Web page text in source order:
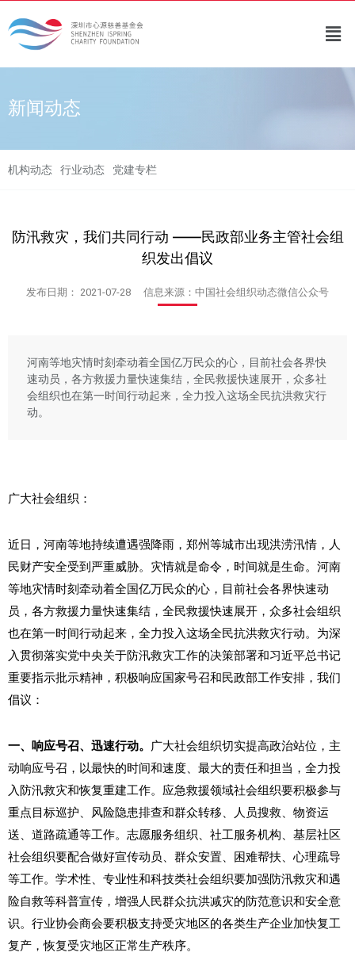
新闻动态
机构动态 行业动态 党建专栏
防汛救灾，我们共同行动 ——民政部业务主管社会组
织发出倡议
发布日期： 2021-07-28 信息来源：中国社会组织动态微信公众号
河南等地灾情时刻牵动着全国亿万民众的心，目前社会各界快
速动员，各方救援力量快速集结，全民救援快速展开，众多社
会组织也在第一时间行动起来，全力投入这场全民抗洪救灾行
动。
广大社会组织：
近日，河南等地持续遭遇强降雨，郑州等城市出现洪涝汛情，人
民财产安全受到严重威胁。灾情就是命令，时间就是生命。河南
等地灾情时刻牵动着全国亿万民众的心，目前社会各界快速动
员，各方救援力量快速集结，全民救援快速展开，众多社会组织
也在第一时间行动起来，全力投入这场全民抗洪救灾行动。为深
入贯彻落实党中央关于防汛救灾工作的决策部署和习近平总书记
重要指示批示精神，积极响应国家号召和民政部工作安排，我们
倡议：
一、响应号召、迅速行动。 广大社会组织切实提高政治站位，主
动响应号召，以最快的时间和速度、最大的责任和担当，全力投
入防汛救灾和恢复重建工作。应急救援领域社会组织要积极参与
重点目标巡护、风险隐患排查和群众转移、人员搜救、物资运
送、道路疏通等工作。志愿服务组织、社工服务机构、基层社区
社会组织要配合做好宣传动员、群众安置、困难帮扶、心理疏导
等工作。学术性、专业性和科技类社会组织要加强防汛救灾和遇
险自救等科普宣传，增强人民群众抗洪减灾的防范意识和安全意
识。行业协会商会要积极支持受灾地区的各类生产企业加快复工
复产，恢复受灾地区正常生产秩序。